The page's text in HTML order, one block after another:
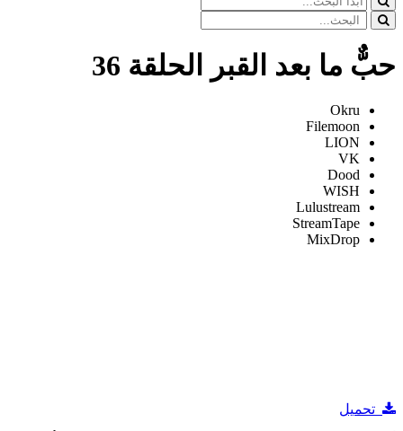
حبٌّ ما بعد القبر الحلقة 36
Okru
Filemoon
LION
VK
Dood
WISH
Lulustream
StreamTape
MixDrop
تحميل